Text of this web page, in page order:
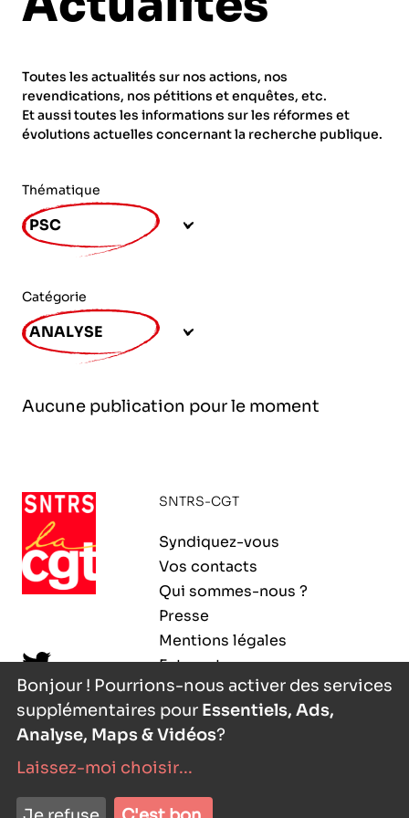
Fonction publique
Actions spécifiques
ORGANISMES
CNRS – Centre national de la recherche
scientifique
INRIA - Institut national de recherche en
INSERM – Institut national de la santé et de la
recherche médicale
développement
INED – Institut national d’études
démographiques
l’exploitation de la mer
AGENDA
PUBLICATIONS
ADHÉRER
Toutes les actualités sur nos actions, nos
revendications, nos pétitions et enquêtes, etc.
Et aussi toutes les informations sur les réformes et
évolutions actuelles concernant la recherche publique.
Thématique
PSC
Catégorie
ANALYSE
Aucune publication pour le moment
SNTRS-CGT
Syndiquez-vous
Vos contacts
Qui sommes-nous ?
Presse
Mentions légales
Extranet
- agence digitale
Bonjour ! Pourrions-nous activer des services
supplémentaires pour Essentiels, Ads,
Analyse, Maps & Vidéos?
Laissez-moi choisir...